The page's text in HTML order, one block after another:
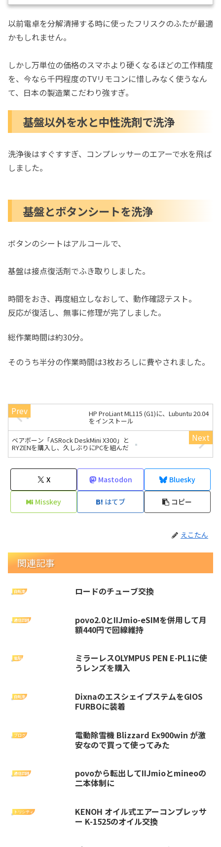
になったので、当時発売されている中で最も良いものにし
以前電卓を分解清掃する時に使ったフリスクのふたが最適
かもしれません。
しかし万単位の価格のスマホより硬くなるほどの工作精度
を、今なら千円程度のTVリモコンに惜しみなく使うなん
て、日本の製造業こだわり強すぎ。
基盤以外を水と中性洗剤で洗浄
洗浄後はすぐすすぎ、コンプレッサーのエアーで水を飛ば
しました。
基盤とボタンシートを洗浄
ボタンのシートはアルコールで、
基盤は接点復活剤でふき取りしました。
時間をおき、再度組立しなおして、動作確認テスト。
反応が復活し、無事に修理が完了しました。
総作業時間は約30分。
そのうち半分の作業時間は3枚おろしに費やされました。
HP ProLiant ML115 (G1)に、Lubuntu 20.04
をインストール
ベアボーン「ASRock DeskMini X300」と
RYZENを購入し、久しぶりにPCを組んだ
X Mastodon Bluesky
Misskey はてブ コピー
えこたん
関連記事
自転車 ロードのチューブ交換
通信回線
povo2.0とIIJmio-eSIMを併用して月
額440円で回線維持
電脳
ミラーレスOLYMPUS PEN E-PL1に使
うレンズを購入
自転車
DixnaのエスシェイプステムをGIOS
FURBOに装着
ブログ
電動除雪機 Blizzard Ex900win が激
安なので買って使ってみた
通信回線
povoから転出してIIJmioとmineoの
二本体制に
トリシティ
KENOH オイル式エアーコンプレッサ
ー K-1525のオイル交換